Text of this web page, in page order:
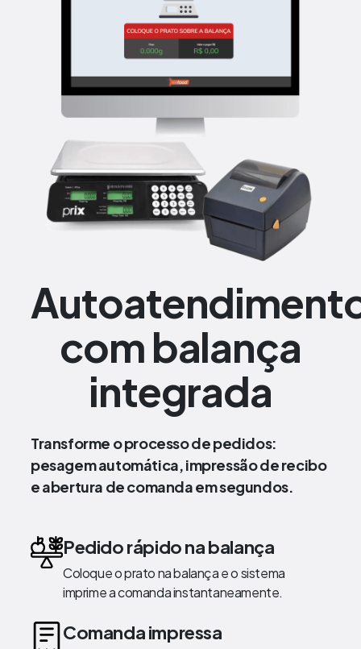
com balança
integrada
Transforme o processo de pedidos:
pesagem automática, impressão de recibo
e abertura de comanda em segundos.
Pedido rápido na balança
Coloque o prato na balança e o sistema
imprime a comanda instantaneamente.
Comanda impressa